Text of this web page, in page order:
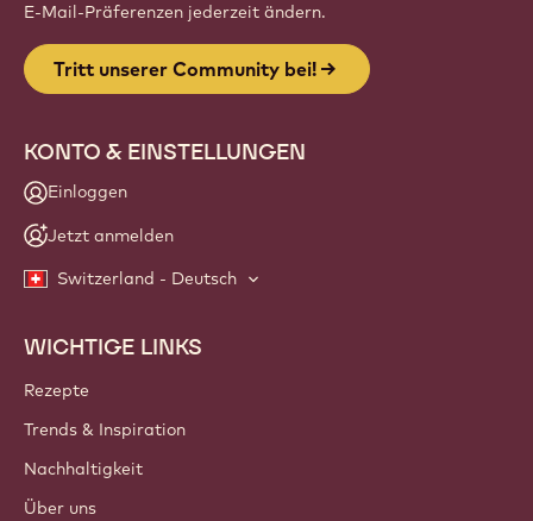
E-Mail-Präferenzen jederzeit ändern.
Tritt unserer Community bei!
KONTO & EINSTELLUNGEN
Einloggen
Jetzt anmelden
Switzerland - Deutsch
Footer
Callebaut
WICHTIGE LINKS
Rezepte
Trends & Inspiration
Nachhaltigkeit
Über uns